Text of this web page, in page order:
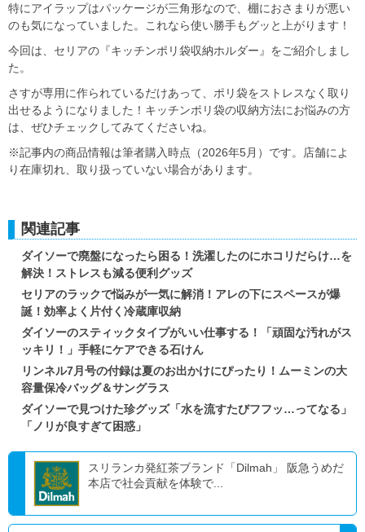
特にアイラップはパッケージが三角形なので、棚におさまりが悪い
のも気になっていました。これなら使い勝手もグッと上がります！
今回は、セリアの『キッチンポリ袋収納ホルダー』をご紹介しまし
た。
さすが専用に作られているだけあって、ポリ袋をストレスなく取り
出せるようになりました！キッチンポリ袋の収納方法にお悩みの方
は、ぜひチェックしてみてくださいね。
※記事内の商品情報は筆者購入時点（2026年5月）です。店舗によ
り在庫切れ、取り扱っていない場合があります。
関連記事
ダイソーで廃盤になったら困る！洗濯したのにホコリだらけ…を
解決！ストレスも減る便利グッズ
セリアのラックで悩みが一気に解消！アレの下にスペースが爆
誕！効率よく片付く冷蔵庫収納
ダイソーのスティックタイプがいい仕事する！「頑固な汚れがス
ッキリ！」手軽にケアできる石けん
リンネル7月号の付録は夏のお出かけにぴったり！ムーミンの大
容量保冷バッグ＆サングラス
ダイソーで見つけた珍グッズ「水を流すたびフフッ…ってなる」
「ノリが良すぎて困惑」
スリランカ発紅茶ブランド「Dilmah」 阪急うめだ
本店で社会貢献を体験で...